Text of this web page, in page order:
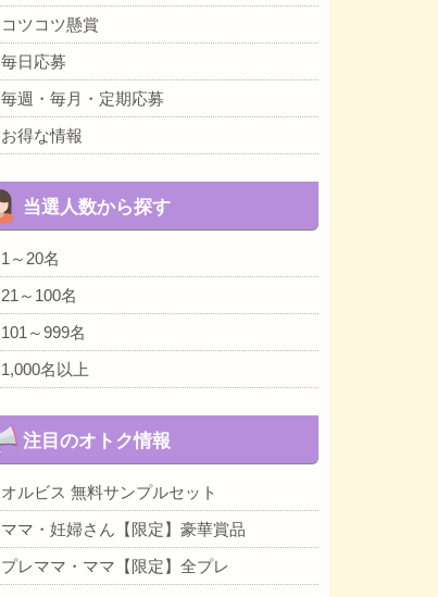
コツコツ懸賞
毎日応募
毎週・毎月・定期応募
お得な情報
当選人数から探す
1～20名
21～100名
101～999名
1,000名以上
注目のオトク情報
オルビス 無料サンプルセット
ママ・妊婦さん【限定】豪華賞品
プレママ・ママ【限定】全プレ